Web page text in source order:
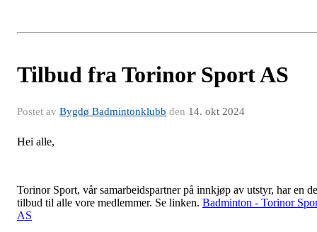
Tilbud fra Torinor Sport AS
Postet av Bygdø Badmintonklubb den 14. okt 2024
Hei alle,
Torinor Sport, vår samarbeidspartner på innkjøp av utstyr, har en
tilbud til alle vore medlemmer. Se linken. Badminton - Torinor
AS